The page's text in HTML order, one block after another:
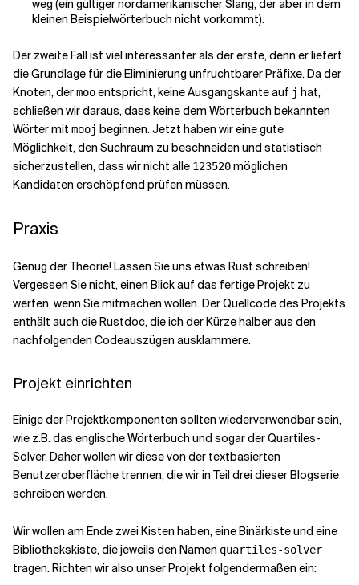
weg (ein gültiger nordamerikanischer Slang, der aber in dem
kleinen Beispielwörterbuch nicht vorkommt).
Der zweite Fall ist viel interessanter als der erste, denn er liefert
die Grundlage für die Eliminierung unfruchtbarer Präfixe. Da der
Knoten, dermooentspricht, keine Ausgangskante auf j hat,
schließen wir daraus, dass keine dem Wörterbuch bekannten
Wörter mit mooj beginnen. Jetzt haben wir eine gute
Möglichkeit, den Suchraum zu beschneiden und statistisch
sicherzustellen, dass wir nicht alle 123520möglichen
Kandidaten erschöpfend prüfen müssen.
Praxis
Genug der Theorie! Lassen Sie uns etwas Rust schreiben!
Vergessen Sie nicht, einen Blick auf das fertigeProjekt zu
werfen, wenn Sie mitmachen wollen. Der Quellcode des Projekts
enthält auch die Rustdoc, die ich der Kürze halber aus den
nachfolgenden Codeauszügen ausklammere.
Projekt einrichten
Einige der Projektkomponenten sollten wiederverwendbar sein,
wie z.B. das englische Wörterbuch und sogar der Quartiles-
Solver. Daher wollen wir diese von der textbasierten
Benutzeroberfläche trennen, die wir in Teil drei dieser Blogserie
schreiben werden.
Wir wollen am Ende zwei Kisten haben, eine Binärkiste und eine
Bibliothekskiste, die jeweils den Namen quartiles-solver
tragen. Richten wir also unser Projekt folgendermaßen ein: